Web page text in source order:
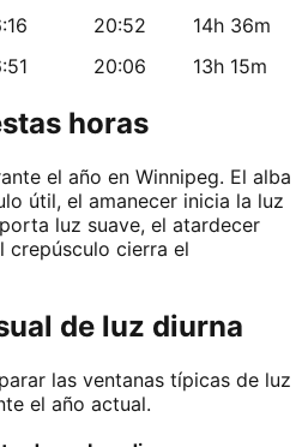
20:52
14h 36m
20:06 13h 15m
horas
el año en Winnipeg. El alba
útil, el amanecer inicia la luz
luz suave, el atardecer
crepúsculo cierra el
de luz diurna
las ventanas típicas de luz
el año actual.